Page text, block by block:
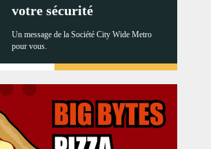
votre sécurité
Un message de la Société City Wide Metro
pour vous.